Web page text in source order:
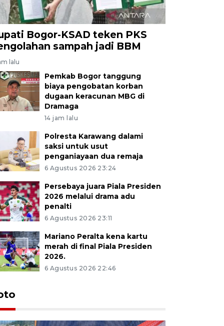
Bogor-KSAD teken PKS
sampah jadi BBM
lalu
Pemkab Bogor tanggung
biaya pengobatan korban
dugaan keracunan MBG di
Dramaga
14 jam lalu
Polresta Karawang dalami
saksi untuk usut
penganiayaan dua remaja
6 Agustus 2026 23:24
Persebaya juara Piala Presiden
2026 melalui drama adu
penalti
6 Agustus 2026 23:11
Mariano Peralta kena kartu
merah di final Piala Presiden
2026.
6 Agustus 2026 22:46